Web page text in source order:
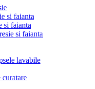
si faianta
si faianta
si faianta
lavabile